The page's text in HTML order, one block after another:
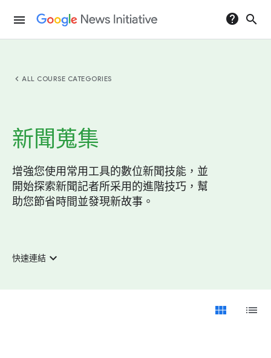
menu help search
chevron_left ALL COURSE CATEGORIES
新聞蒐集
增強您使用常用工具的數位新聞技能，並
開始探索新聞記者所采用的進階技巧，幫
助您節省時間並發現新故事。
快速連結 expand_more
view_module list